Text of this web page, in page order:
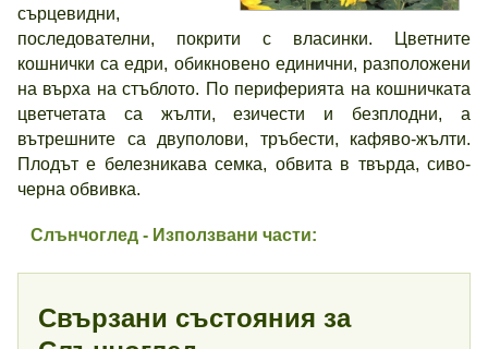
сърцевидни,
последователни, покрити с власинки. Цветните
кошнички са едри, обикновено единични, разположени
на върха на стъблото. По периферията на кошничката
цветчетата са жълти, езичести и безплодни, а
вътрешните са двуполови, тръбести, кафяво-жълти.
Плодът е белезникава семка, обвита в твърда, сиво-
черна обвивка.
Слънчоглед - Използвани части:
Свързани състояния за